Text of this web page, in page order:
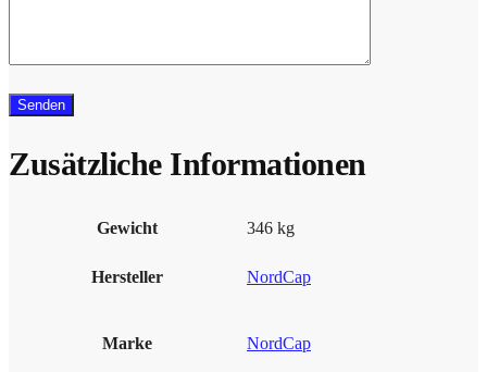
Zusätzliche Informationen
Gewicht 346 kg
Hersteller NordCap
Marke NordCap